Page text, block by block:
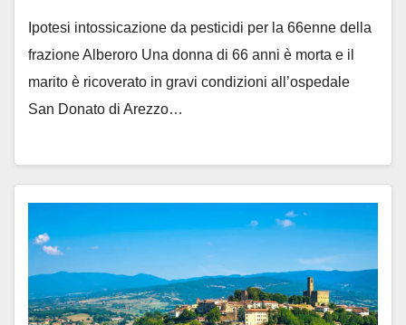
Ipotesi intossicazione da pesticidi per la 66enne della
frazione Alberoro Una donna di 66 anni è morta e il
marito è ricoverato in gravi condizioni all’ospedale
San Donato di Arezzo…